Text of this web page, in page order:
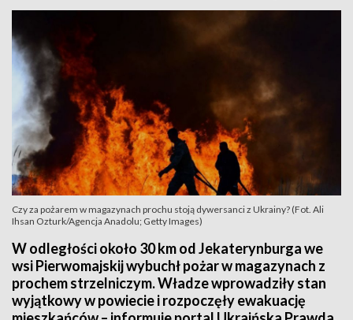
Czy za pożarem w magazynach prochu stoją dywersanci z Ukrainy? (Fot. Ali
Ihsan Ozturk/Agencja Anadolu; Getty Images)
W odległości około 30 km od Jekaterynburga we
wsi Pierwomajskij wybuchł pożar w magazynach z
prochem strzelniczym. Władze wprowadziły stan
wyjątkowy w powiecie i rozpoczęły ewakuację